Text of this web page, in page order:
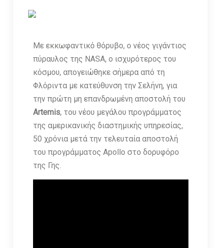
Με εκκωφαντικό θόρυβο, ο νέος γιγάντιος
πύραυλος της NASA, ο ισχυρότερος του
κόσμου, απογειώθηκε σήμερα από τη
Φλόριντα με κατεύθυνση την Σελήνη, για
την πρώτη μη επανδρωμένη αποστολή του
Artemis, του νέου μεγάλου προγράμματος
της αμερικανικής διαστημικής υπηρεσίας,
50 χρόνια μετά την τελευταία αποστολή
του προγράμματος Apollo στο δορυφόρο
της Γης.